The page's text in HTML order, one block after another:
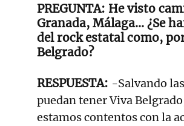
He visto
Granada, Málaga… ¿Se
del rock estatal como,
Belgrado?
-Salvando
puedan tener Viva
estamos contentos con la